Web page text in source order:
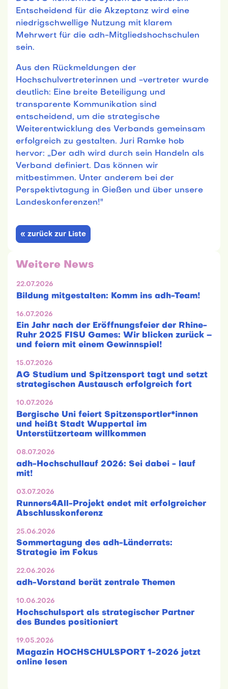
Entscheidend für die Akzeptanz wird eine
niedrigschwellige Nutzung mit klarem
Mehrwert für die adh-Mitgliedshochschulen
sein.
Aus den Rückmeldungen der
Hochschulvertreterinnen und -vertreter wurde
deutlich: Eine breite Beteiligung und
transparente Kommunikation sind
entscheidend, um die strategische
Weiterentwicklung des Verbands gemeinsam
erfolgreich zu gestalten. Juri Ramke hob
hervor: „Der adh wird durch sein Handeln als
Verband definiert. Das können wir
mitbestimmen. Unter anderem bei der
Perspektivtagung in Gießen und über unsere
Landeskonferenzen!"
« zurück zur Liste
Weitere News
22.07.2026
Bildung mitgestalten: Komm ins adh-Team!
16.07.2026
Ein Jahr nach der Eröffnungsfeier der Rhine-
Ruhr 2025 FISU Games: Wir blicken zurück –
und feiern mit einem Gewinnspiel!
15.07.2026
AG Studium und Spitzensport tagt und setzt
strategischen Austausch erfolgreich fort
10.07.2026
Bergische Uni feiert Spitzensportler*innen
und heißt Stadt Wuppertal im
Unterstützerteam willkommen
08.07.2026
adh-Hochschullauf 2026: Sei dabei - lauf
mit!
03.07.2026
Runners4All-Projekt endet mit erfolgreicher
Abschlusskonferenz
25.06.2026
Sommertagung des adh-Länderrats:
Strategie im Fokus
22.06.2026
adh-Vorstand berät zentrale Themen
10.06.2026
Hochschulsport als strategischer Partner
des Bundes positioniert
19.05.2026
Magazin HOCHSCHULSPORT 1-2026 jetzt
online lesen